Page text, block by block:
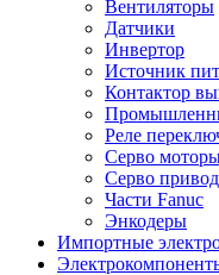
Вентиляторы
Датчики
Инвертор
Источник
Контактор
Реле
Серво
Серво
Части Fanuc
Энкодеры
Импортные